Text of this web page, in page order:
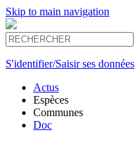
Skip to main navigation
S'identifier/Saisir ses données
Actus
Espèces
Communes
Doc